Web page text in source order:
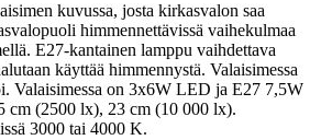
kuvussa, josta kirkasvalon saa
himmennettävissä vaihekulmaa
E27-kantainen lamppu vaihdettava
käyttää himmennystä. Valaisimessa
Valaisimessa on 3x6W LED ja E27 7,5W
cm (2500 lx), 23 cm (10 000 lx).
3000 tai 4000 K.